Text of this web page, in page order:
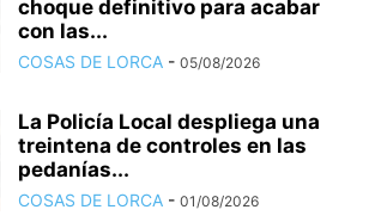
choque definitivo para acabar
con las...
COSAS DE LORCA - 05/08/2026
La Policía Local despliega una
treintena de controles en las
pedanías...
COSAS DE LORCA - 01/08/2026